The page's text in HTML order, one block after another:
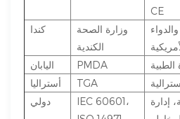
CE
كندا
وزارة الصحة
الكندية
اليابان
PMDA
الطبية
أستراليا
TGA
دولي
IEC 60601،
إدارة